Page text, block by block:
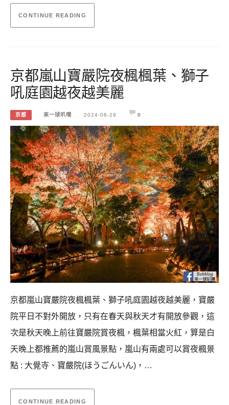
CONTINUE READING
京都嵐山寶嚴院夜楓楓葉、獅子
吼庭園越夜越美麗
京都 來一球叭噗 2024-08-29 0
京都嵐山寶嚴院夜楓楓葉、獅子吼庭園越夜越美麗，寶嚴
院平日不對外開放，只有在春天與秋天才有開放參觀，這
次是秋天晚上前往寶嚴院賞夜楓，楓葉相當火紅，算是白
天晚上都推薦的嵐山賞風景點，嵐山有兩處可以賞夜楓景
點 : 大覺寺、寶嚴院(ほうごんいん)，…
CONTINUE READING